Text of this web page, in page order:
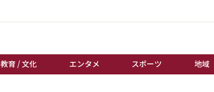
教育 / 文化 エンタメ スポーツ 地域